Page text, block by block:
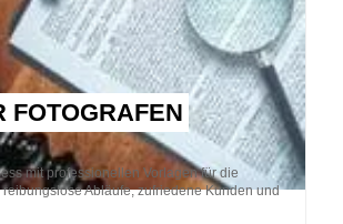
FOTOGRAFEN
mit professionellen Vorlagen für die
Abläufe, zufriedene Kunden und